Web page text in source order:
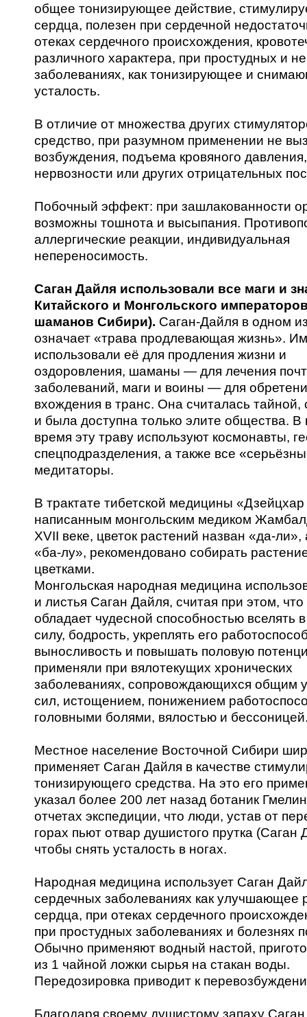
общее тонизирующее действие,
сердца, полезен при сердечной
отеках сердечного происхождения,
различного характера, при простудных и
заболеваниях, как тонизирующее и
усталость.
В отличие от множества других
средство, при разумном применении не
возбуждения, подъема кровяного давления,
нервозности или других отрицательных
Побочный эффект: при зашлакованности
возможны тошнота и высыпания.
аллергические реакции, индивидуальная
непереносимость.
Саган Дайля использовали все маги и
Китайского и Монгольского
шаманов Сибири). Саган-Дайля в одном
означает «трава продлевающая жизнь».
использовали её для продления жизни и
оздоровления, шаманы — для лечения
заболеваний, маги и воины — для
вхождения в транс. Она считалась тайной,
и была доступна только элите общества.
время эту траву используют космонавты,
спецподразделения, а также все
медитаторы.
В трактате тибетской медицины
написанным монгольским медиком
XVII веке, цветок растений назван «да-ли»,
«ба-лу», рекомендовано собирать
цветками.
Монгольская народная медицина
и листья Саган Дайля, считая при этом, что
обладает чудесной способностью вселять
силу, бодрость, укреплять его
выносливость и повышать половую
применяли при вялотекущих хронических
заболеваниях, сопровождающихся общим
сил, истощением, понижением
головными болями, вялостью и
Местное население Восточной Сибири
применяет Саган Дайля в качестве
тонизирующего средства. На это его
указал более 200 лет назад ботаник
отчетах экспедиции, что люди, устав от
горах пьют отвар душистого прутка (Саган
чтобы снять усталость в ногах.
Народная медицина использует Саган
сердечных заболеваниях как улучшающее
сердца, при отеках сердечного
при простудных заболеваниях и болезнях
Обычно применяют водный настой,
из 1 чайной ложки сырья на стакан воды.
Передозировка приводит к
Благодаря своему душистому запаху